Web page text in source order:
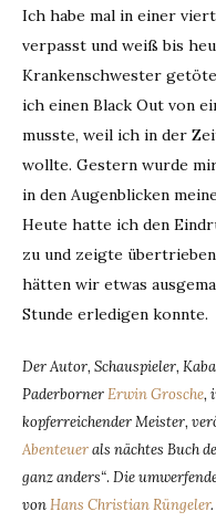
Ich habe mal in einer
verpasst und weiß bis
Krankenschwester
ich einen Black Out von
musste, weil ich in der
wollte. Gestern wurde
in den Augenblicken
Heute hatte ich den
zu und zeigte
hätten wir etwas
Stunde erledigen konnte.
Der Autor, Schauspieler,
PaderbornerErwin Grosche,
kopferreichender Meister,
Abenteuerals nächtes Buch
ganz anders“. Die
vonHans Christian Rüngeler